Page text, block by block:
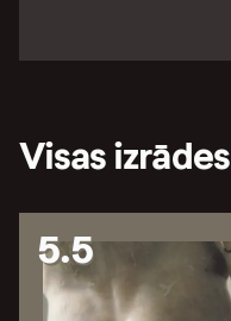
Visas izrādes
5.5